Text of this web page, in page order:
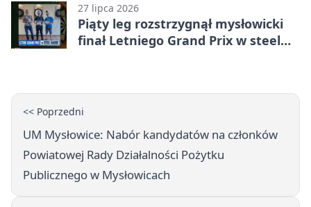
27 lipca 2026
Piąty leg rozstrzygnął mysłowicki
finał Letniego Grand Prix w steel
<< Poprzedni
UM Mysłowice: Nabór kandydatów na członków
Powiatowej Rady Działalności Pożytku
Publicznego w Mysłowicach